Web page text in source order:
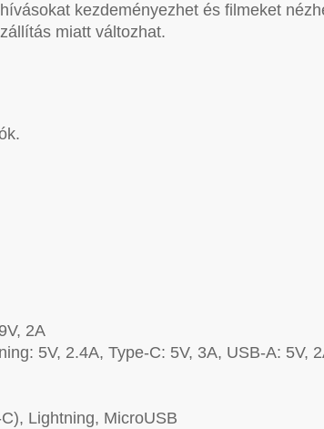
kezdeményezhet és filmeket
miatt változhat.
2A
5V, 2.4A, Type-C: 5V, 3A, USB-A: 5V,
Lightning, MicroUSB